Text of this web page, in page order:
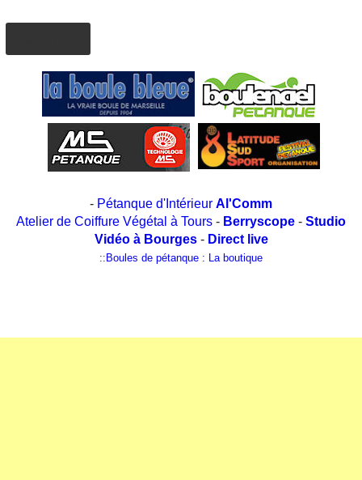
- Pétanque d'Intérieur Al'Comm
Atelier de Coiffure Végétal à Tours - Berryscope - Studio
Vidéo à Bourges- Direct live
:: Boules de pétanque : La boutique